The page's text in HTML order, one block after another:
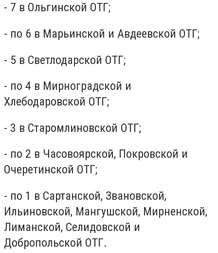
- 7 в Ольгинской ОТГ;
- по 6 в Марьинской и Авдеевской ОТГ;
- 5 в Светлодарской ОТГ;
- по 4 в Мирноградской и
Хлебодаровской ОТГ;
- 3 в Старомлиновской ОТГ;
- по 2 в Часовоярской, Покровской и
Очеретинской ОТГ;
- по 1 в Сартанской, Звановской,
Ильиновской, Мангушской, Мирненской,
Лиманской, Селидовской и
Добропольской ОТГ.